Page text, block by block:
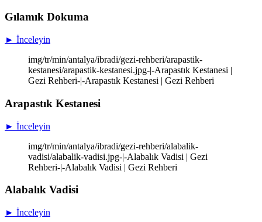
Gılamık Dokuma
► İnceleyin
img/tr/min/antalya/ibradi/gezi-rehberi/arapastik-
kestanesi/arapastik-kestanesi.jpg-|-Arapastık Kestanesi |
Gezi Rehberi-|-Arapastık Kestanesi | Gezi Rehberi
Arapastık Kestanesi
► İnceleyin
img/tr/min/antalya/ibradi/gezi-rehberi/alabalik-
vadisi/alabalik-vadisi.jpg-|-Alabalık Vadisi | Gezi
Rehberi-|-Alabalık Vadisi | Gezi Rehberi
Alabalık Vadisi
► İnceleyin